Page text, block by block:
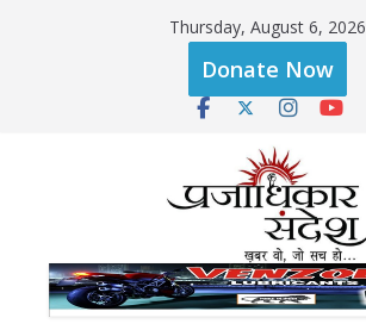
Thursday, August 6, 2026
Donate Now